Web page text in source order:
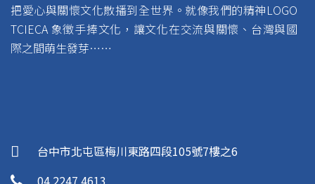
把愛心與關懷文化散播到全世界。就像我們的精神LOGO
TCIECA 象徵手捧文化，讓文化在交流與關懷、台灣與國
際之間萌生發芽……
台中市北屯區梅川東路四段105號7樓之6
04 2247 4613